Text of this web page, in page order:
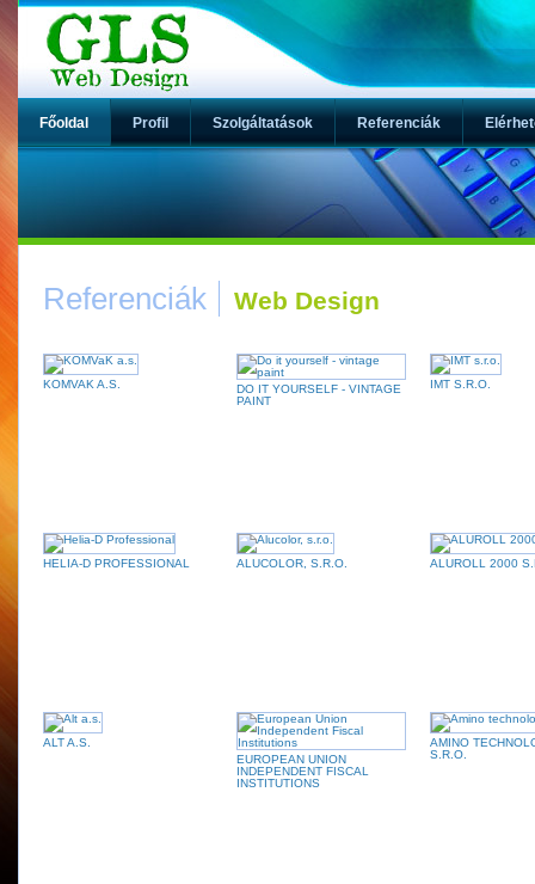
Főoldal Profil Szolgáltatások Referenciák
Referenciák Web Design
KOMVAK A.S.
DO IT YOURSELF - VINTAGE
PAINT
IMT S.R.O.
HELIA-D PROFESSIONAL ALUCOLOR, S.R.O. ALUROLL 2000
ALT A.S.
EUROPEAN UNION
INDEPENDENT FISCAL
INSTITUTIONS
AMINO
S.R.O.